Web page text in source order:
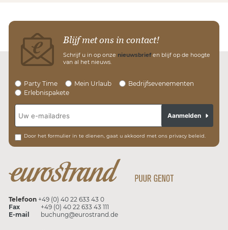
Blijf met ons in contact!
Schrijf u in op onze nieuwsbriefen blijf op de hoogte
van al het nieuws.
Party Time Mein Urlaub
Bedrijfsevenementen
Erlebnispakete
Door het formulier in te dienen, gaat u akkoord met ons privacy beleid.
Aanmelden
Telefoon +49 (0) 40 22 633 43 0
Fax
+49 (0) 40 22 633 43 111
E-mail
buchung@eurostrand.de